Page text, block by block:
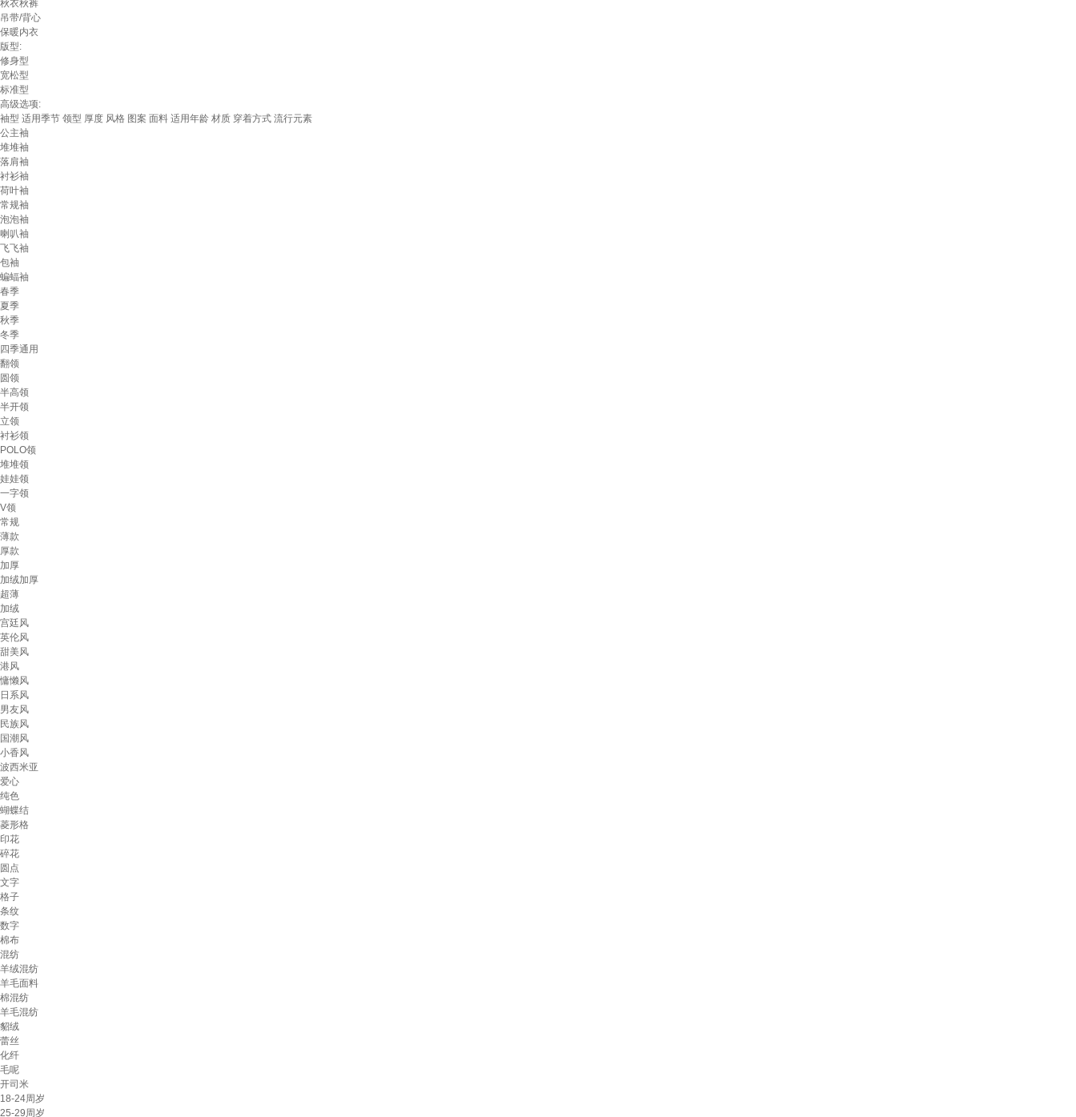
秋衣秋裤
吊带/背心
保暖内衣
版型:
修身型
宽松型
标准型
高级选项:
袖型 适用季节 领型 厚度 风格 图案 面料 适用年龄 材质 穿着方式 流行元素
公主袖
堆堆袖
落肩袖
衬衫袖
荷叶袖
常规袖
泡泡袖
喇叭袖
飞飞袖
包袖
蝙蝠袖
春季
夏季
秋季
冬季
四季通用
翻领
圆领
半高领
半开领
立领
衬衫领
POLO领
堆堆领
娃娃领
一字领
V领
常规
薄款
厚款
加厚
加绒加厚
超薄
加绒
宫廷风
英伦风
甜美风
港风
慵懒风
日系风
男友风
民族风
国潮风
小香风
波西米亚
爱心
纯色
蝴蝶结
菱形格
印花
碎花
圆点
文字
格子
条纹
数字
棉布
混纺
羊绒混纺
羊毛面料
棉混纺
羊毛混纺
貂绒
蕾丝
化纤
毛呢
开司米
18-24周岁
25-29周岁